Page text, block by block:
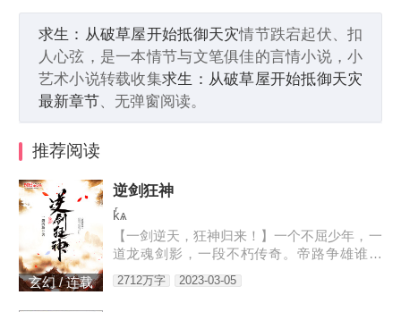
求生：从破草屋开始抵御天灾情节跌宕起伏、扣
人心弦，是一本情节与文笔俱佳的言情小说，小
艺术小说转载收集求生：从破草屋开始抵御天灾
最新章节、无弹窗阅读。
推荐阅读
玄幻 / 连载
逆剑狂神
kͬѧ
【一剑逆天，狂神归来！】一个不屈少年，一
道龙魂剑影，一段不朽传奇。帝路争雄谁为
峰，唯我林轩傲苍生！3w471-25091
2712万字 2023-03-05